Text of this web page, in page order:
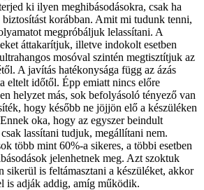
ki ilyen meghibásodásokra, csak ha
korábban. Amit mi tudunk tenni,
megpróbáljuk lelassítani. A
áttakarítjuk, illetve indokolt esetben
mosóval szintén megtisztítjuk az
A javítás hatékonysága függ az ázás
eltelt időtől. Épp emiatt nincs előre
helyzet más, sok befolyásoló tényező van
hogy később ne jöjjön elő a készüléken
oka, hogy az egyszer beindult
lassítani tudjuk, megállítani nem.
több mint 60%-a sikeres, a többi esetben
jelenhetnek meg. Azt szoktuk
sikerül is feltámasztani a készüléket, akkor
is adják addig, amíg működik.